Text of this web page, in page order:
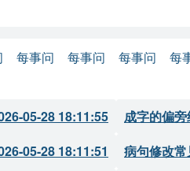
每事问 每事问 每事问
每
05-28 18:11:55 成字的偏
05-28 18:11:51 病句修改